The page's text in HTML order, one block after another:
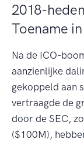
2018-
Toename
Na de ICO-
aanzienlijke
gekoppeld aan
vertraagde de
door de SEC,
($100M),